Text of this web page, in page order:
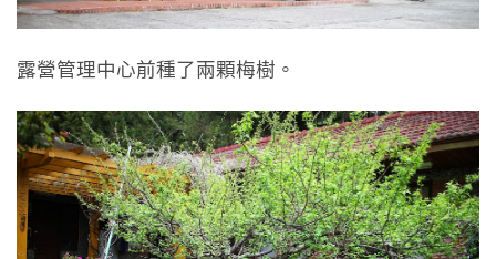
露營管理中心前種了兩顆梅樹。